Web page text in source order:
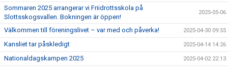
Sommaren 2025 arrangerar vi Friidrottsskola på
Slottsskogsvallen. Bokningen är öppen!
2025-05-06
Välkommen till föreningslivet – var med och påverka! 2025-04-30 09:55
Kansliet tar påskledigt 2025-04-14 14:26
Nationaldagskampen 2025 2025-04-02 22:13